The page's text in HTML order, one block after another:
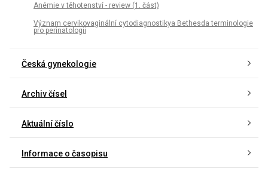
Anémie v těhotenství - review (1. část)
Význam cervikovaginální cytodiagnostikya Bethesda terminologie
pro perinatologii
Česká gynekologie
Archiv čísel
Aktuální číslo
Informace o časopisu